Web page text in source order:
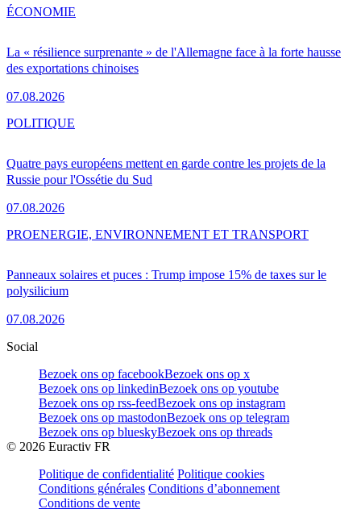
La « résilience surprenante » de l'Allemagne face à la forte hausse
des exportations chinoises
07.08.2026
ÉCONOMIE
Quatre pays européens mettent en garde contre les projets de la
Russie pour l'Ossétie du Sud
07.08.2026
POLITIQUE
Panneaux solaires et puces : Trump impose 15% de taxes sur le
polysilicium
07.08.2026
PROENERGIE, ENVIRONNEMENT ET TRANSPORT
Social
Bezoek ons op facebookBezoek ons op x
Bezoek ons op linkedinBezoek ons op youtube
Bezoek ons op rss-feedBezoek ons op instagram
Bezoek ons op mastodonBezoek ons op telegram
Bezoek ons op blueskyBezoek ons op threads
© 2026 Euractiv FR
Politique de confidentialité Politique cookies
Conditions générales Conditions d’abonnement
Conditions de vente